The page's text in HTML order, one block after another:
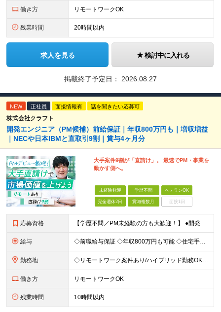
働き方 リモートワークOK
残業時間 20時間以内
求人を見る 検討中に入れる
掲載終了予定日： 2026.08.27
NEW 正社員 面接情報有 話を聞きたい応募可
株式会社クラフト
開発エンジニア（PM候補）前給保証｜年収800万円も｜増収増益
｜NECや日本IBMと直取引9割｜賞与4ヶ月分
大手案件9割が「直請け」。 最速でPM・事業を
動かす側へ。
未経験歓迎 学歴不問 ベテランOK
完全週休2日 賞与複数月 面接1回
応募資格 【学歴不問／PM未経験の方も大歓迎！】 ●開発エンジニアとしての実務経験をお持ちの方 ～採用担当者より～ 「PM経験が一切ない」という方もご心配なく！ 面接で一番大切にしているのは「これまでどんな業
給与 ◇前職給与保証 ◇年収800万円も可能 ◇住宅手当・賞与年間4か月支給実績あり＋業績により、別途決算賞与あり 【PM・PL候補】 数名規模のチームでの進捗管理や、後輩・メンバーの指導・フォロー経験が
勤務地 ◇リモートワーク案件あり/ハイブリッド勤務OK 【本社】東京都豊島区高田3-14-29 KDX高田馬場ビル2F ┗都内、神奈川県のプロジェクト先での勤務もございます。 ＜プロジェクト先エリア例＞
働き方 リモートワークOK
残業時間 10時間以内